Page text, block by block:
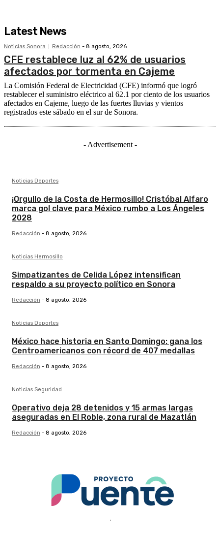
Latest News
Noticias Sonora Redacción - 8 agosto, 2026
CFE restablece luz al 62% de usuarios
afectados por tormenta en Cajeme
La Comisión Federal de Electricidad (CFE) informó que logró
restablecer el suministro eléctrico al 62.1 por ciento de los usuarios
afectados en Cajeme, luego de las fuertes lluvias y vientos
registrados este sábado en el sur de Sonora.
- Advertisement -
Noticias Deportes
¡Orgullo de la Costa de Hermosillo! Cristóbal Alfaro
marca gol clave para México rumbo a Los Ángeles
2028
Redacción - 8 agosto, 2026
Noticias Hermosillo
Simpatizantes de Celida López intensifican
respaldo a su proyecto político en Sonora
Redacción - 8 agosto, 2026
Noticias Deportes
México hace historia en Santo Domingo: gana los
Centroamericanos con récord de 407 medallas
Redacción - 8 agosto, 2026
Noticias Seguridad
Operativo deja 28 detenidos y 15 armas largas
aseguradas en El Roble, zona rural de Mazatlán
Redacción - 8 agosto, 2026
.